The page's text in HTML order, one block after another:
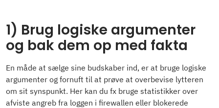
1) Brug logiske argumenter
og bak dem op med fakta
En måde at sælge sine budskaber ind, er at bruge logiske
argumenter og fornuft til at prøve at overbevise lytteren
om sit synspunkt. Her kan du fx bruge statistikker over
afviste angreb fra loggen i firewallen eller blokerede